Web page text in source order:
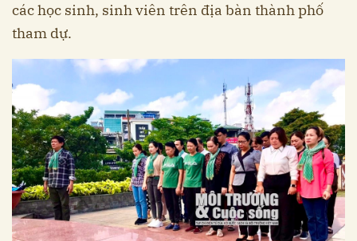
các học sinh, sinh viên trên địa bàn thành phố
tham dự.